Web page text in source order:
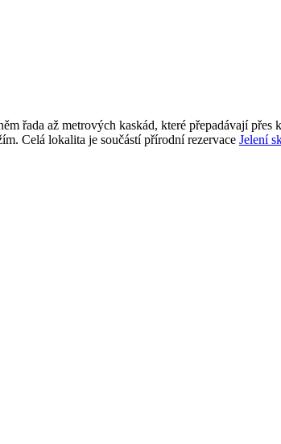
řada až metrových kaskád, které přepadávají
Celá lokalita je součástí přírodní rezervace Jelení